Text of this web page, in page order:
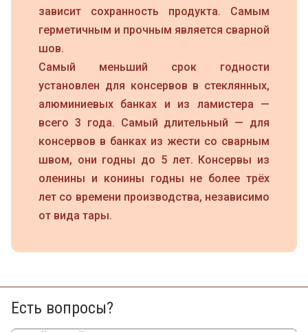
зависит сохранность продукта. Самым
герметичным и прочным является сварной
шов.
Самый меньший срок годности
установлен для консервов в стеклянных,
алюминиевых банках и из ламистера —
всего 3 года. Самый длительный — для
консервов в банках из жести со сварным
швом, они годны до 5 лет. Консервы из
оленины и конины годны не более трёх
лет со времени производства, независимо
от вида тары.
Есть вопросы?